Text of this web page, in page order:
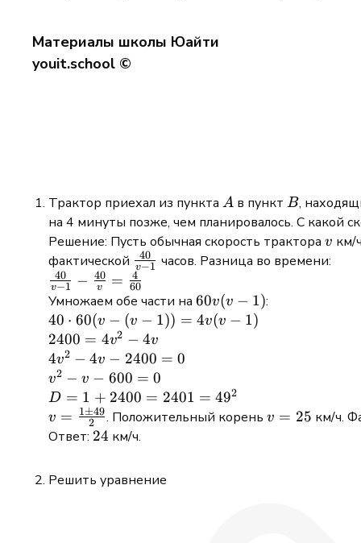
Материалы школы Юайти
youit.school ©
Трактор приехал из пункта A
A в пункт B
B,
на 4 минуты позже, чем планировалось. С какой
Решение: Пусть обычная скорость трактора v
v км/
фактической \frac{40}
{v - 1}
v−1
40
часов. Разница во времени:
\frac{40}
{v - 1} -
\frac{40}
{v} =
\frac{4}
{60}
v−1
40 − v
40 = 60
4
Умножаем обе части на 60v(v
- 1)
60v(v − 1):
40
\cdot
60(v
- (v -
1)) =
4v(v
- 1)
40 ⋅ 60(v − (v − 1)) = 4v(v − 1)
2400
=
4v^2
- 4v
2400 = 4v2 − 4v
4v^2
- 4v
-
2400
= 0
4v2 − 4v − 2400 = 0
v^2
- v
-
600
v2 − v − 600 = 0
D =
1 +
2400
2401
=
D = 1 + 2400 = 2401 = 492
v =
\frac{1
49}{2}
v = 2
1±49. Положительный кореньv
v = 25 км/ч.
Ответ: 24
24 км/ч.
Решить уравнение